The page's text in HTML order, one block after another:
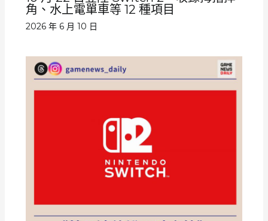
角、水上電單車等 12 種項目
2026 年 6 月 10 日